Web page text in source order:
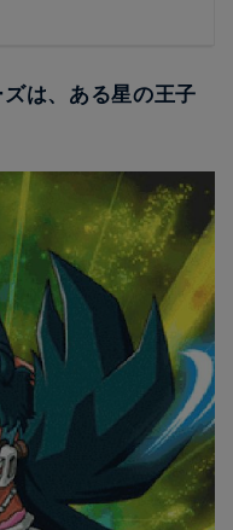
は、ある星の王子